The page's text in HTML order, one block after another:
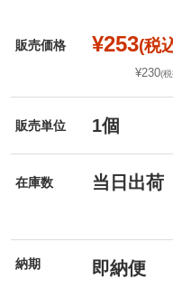
販売価格 ¥253(税
¥230(
販売単位 1個
在庫数 当日出荷
納期 即納便